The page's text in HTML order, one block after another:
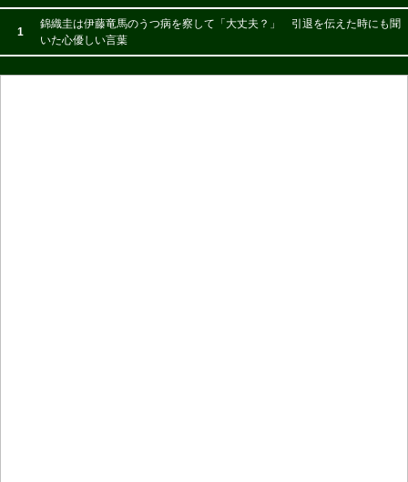
1
錦織圭は伊藤竜馬のうつ病を察して「大丈夫？」 引退を伝えた時にも聞
いた心優しい言葉